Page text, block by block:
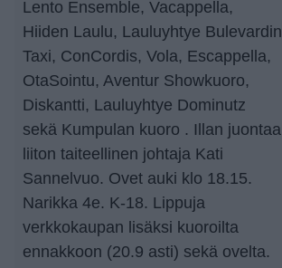
Lento Ensemble, Vacappella,
Hiiden Laulu, Lauluyhtye Bulevardin
Taxi, ConCordis, Vola, Escappella,
OtaSointu, Aventur Showkuoro,
Diskantti, Lauluyhtye Dominutz
sekä Kumpulan kuoro . Illan juontaa
liiton taiteellinen johtaja Kati
Sannelvuo. Ovet auki klo 18.15.
Narikka 4e. K-18. Lippuja
verkkokaupan lisäksi kuoroilta
ennakkoon (20.9 asti) sekä ovelta.